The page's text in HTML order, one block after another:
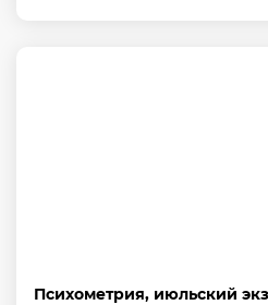
Психометрия, июльский